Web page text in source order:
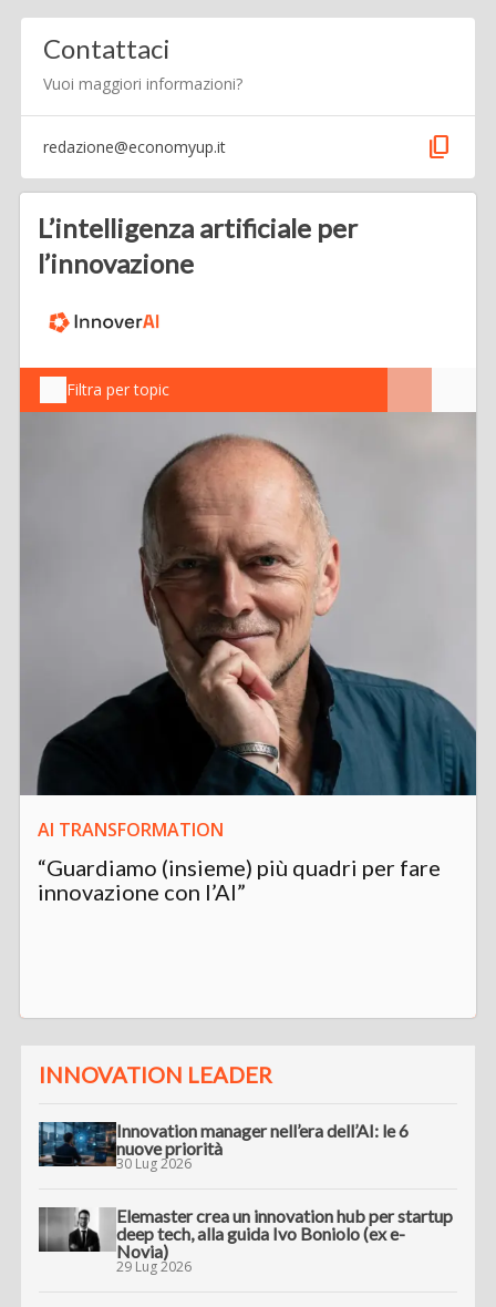
Contattaci
Vuoi maggiori informazioni?
redazione@economyup.it content_copy
L’intelligenza artificiale per
l’innovazione
Filtra per topic
AI TRANSFORMATION
“Guardiamo (insieme) più quadri per fare
innovazione con l’AI”
INNOVATION LEADER
Innovation manager nell’era dell’AI: le 6
nuove priorità
30 Lug 2026
Elemaster crea un innovation hub per startup
deep tech, alla guida Ivo Boniolo (ex e-
Novia)
29 Lug 2026